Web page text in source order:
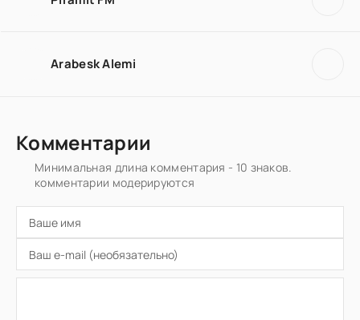
Arabesk Alemi
Комментарии
Минимальная длина комментария - 10 знаков.
комментарии модерируются